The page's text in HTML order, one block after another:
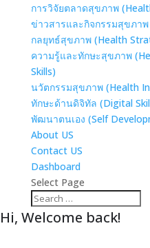
การวิจัยตลาดสุขภาพ
ข่าวสารและกิจกรรมสุขภา
กลยุทธ์สุขภาพ (Health
ความรู้และทักษะสุขภาพ
Skills)
นวัตกรรมสุขภาพ (Health
ทักษะด้านดิจิทัล (Digital
พัฒนาตนเอง (Self
About US
Contact US
Dashboard
Select Page
Hi, Welcome back!